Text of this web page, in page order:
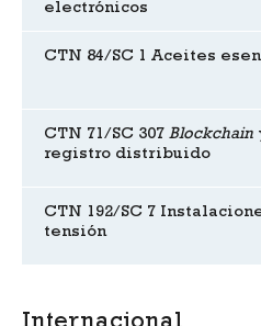
electrónicos
CTN 84/SC 1 Aceites
CTN 71/SC 307 Blockchain
registro distribuido
CTN 192/SC 7
tensión